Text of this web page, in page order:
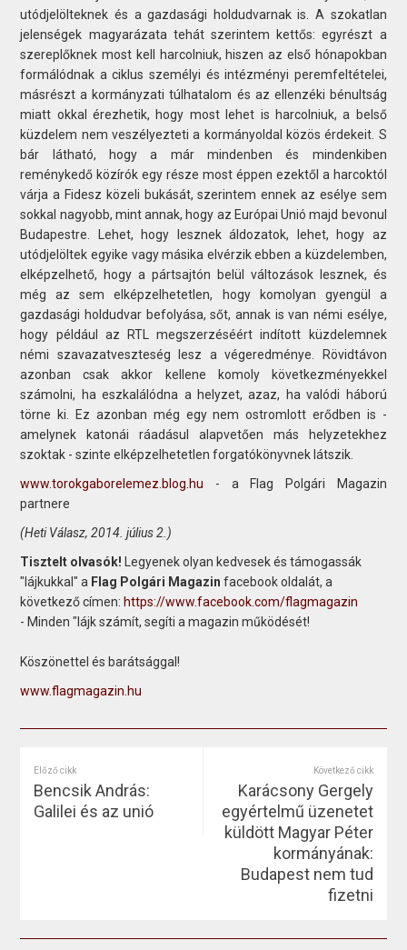
utódjelölteknek és a gazdasági holdudvarnak is. A szokatlan
jelenségek magyarázata tehát szerintem kettős: egyrészt a
szereplőknek most kell harcolniuk, hiszen az első hónapokban
formálódnak a ciklus személyi és intézményi peremfeltételei,
másrészt a kormányzati túlhatalom és az ellenzéki bénultság
miatt okkal érezhetik, hogy most lehet is harcolniuk, a belső
küzdelem nem veszélyezteti a kormányoldal közös érdekeit. S
bár látható, hogy a már mindenben és mindenkiben
reménykedő közírók egy része most éppen ezektől a harcoktól
várja a Fidesz közeli bukását, szerintem ennek az esélye sem
sokkal nagyobb, mint annak, hogy az Európai Unió majd bevonul
Budapestre. Lehet, hogy lesznek áldozatok, lehet, hogy az
utódjelöltek egyike vagy másika elvérzik ebben a küzdelemben,
elképzelhető, hogy a pártsajtón belül változások lesznek, és
még az sem elképzelhetetlen, hogy komolyan gyengül a
gazdasági holdudvar befolyása, sőt, annak is van némi esélye,
hogy például az RTL megszerzéséért indított küzdelemnek
némi szavazatveszteség lesz a végeredménye. Rövidtávon
azonban csak akkor kellene komoly következményekkel
számolni, ha eszkalálódna a helyzet, azaz, ha valódi háború
törne ki. Ez azonban még egy nem ostromlott erődben is -
amelynek katonái ráadásul alapvetően más helyzetekhez
szoktak - szinte elképzelhetetlen forgatókönyvnek látszik.
www.torokgaborelemez.blog.hu - a Flag Polgári Magazin
partnere
(Heti Válasz, 2014. július 2.)
Tisztelt olvasók! Legyenek olyan kedvesek és támogassák
"lájkukkal" a Flag Polgári Magazin facebook oldalát, a
következő címen: https://www.facebook.com/flagmagazin
- Minden "lájk számít, segíti a magazin működését!
Köszönettel és barátsággal!
www.flagmagazin.hu
Előző cikk
Bencsik András:
Galilei és az unió
Következő cikk
Karácsony Gergely
egyértelmű üzenetet
küldött Magyar Péter
kormányának:
Budapest nem tud
fizetni